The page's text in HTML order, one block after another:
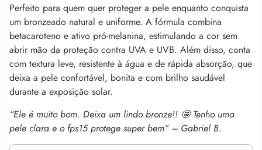
Perfeito para quem quer proteger a pele enquanto conquista
um bronzeado natural e uniforme. A fórmula combina
betacaroteno e ativo pró-melanina, estimulando a cor sem
abrir mão da proteção contra UVA e UVB. Além disso, conta
com textura leve, resistente à água e de rápida absorção, que
deixa a pele confortável, bonita e com brilho saudável
durante a exposição solar.
“Ele é muito bom. Deixa um lindo bronze!! 🤩 Tenho uma
pele clara e o fps15 protege super bem” – Gabriel B.